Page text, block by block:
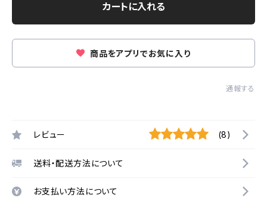
カートに入れる
商品をアプリでお気に入り
通報する
レビュー (8)
送料・配送方法について
お支払い方法について